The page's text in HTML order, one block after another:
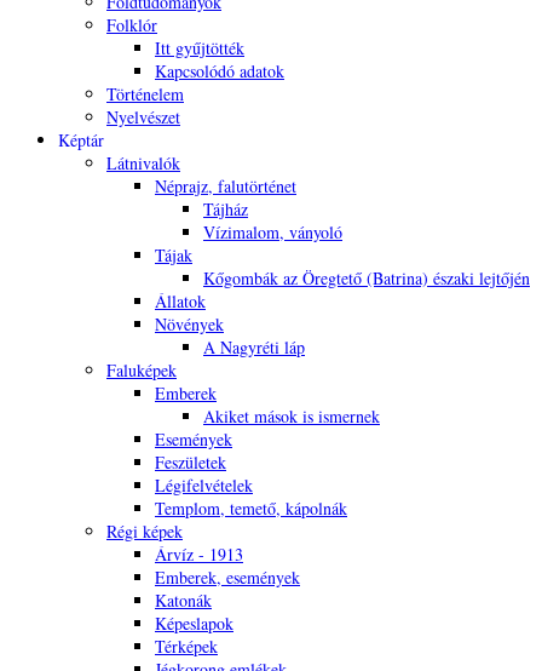
Folklór
Itt gyűjtötték
Kapcsolódó adatok
Történelem
Nyelvészet
Képtár
Látnivalók
Néprajz, falutörténet
Tájház
Vízimalom, ványoló
Tájak
Kőgombák az Öregtető (Batrina) északi lejtőjén
Állatok
Növények
A Nagyréti láp
Faluképek
Emberek
Akiket mások is ismernek
Események
Feszületek
Légifelvételek
Templom, temető, kápolnák
Régi képek
Árvíz - 1913
Emberek, események
Katonák
Képeslapok
Térképek